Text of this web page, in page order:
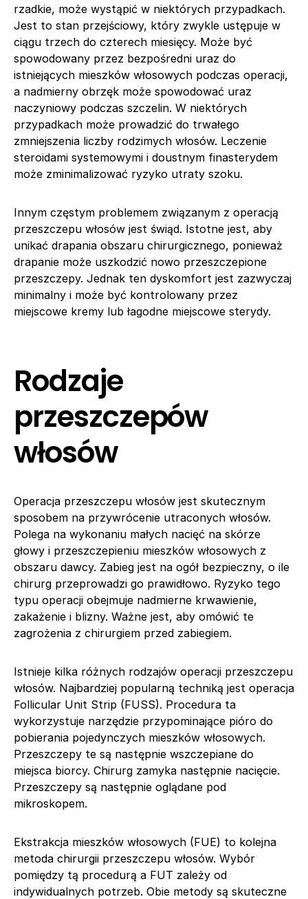
rzadkie, może wystąpić w niektórych przypadkach.
Jest to stan przejściowy, który zwykle ustępuje w
ciągu trzech do czterech miesięcy. Może być
spowodowany przez bezpośredni uraz do
istniejących mieszków włosowych podczas operacji,
a nadmierny obrzęk może spowodować uraz
naczyniowy podczas szczelin. W niektórych
przypadkach może prowadzić do trwałego
zmniejszenia liczby rodzimych włosów. Leczenie
steroidami systemowymi i doustnym finasterydem
może zminimalizować ryzyko utraty szoku.
Innym częstym problemem związanym z operacją
przeszczepu włosów jest świąd. Istotne jest, aby
unikać drapania obszaru chirurgicznego, ponieważ
drapanie może uszkodzić nowo przeszczepione
przeszczepy. Jednak ten dyskomfort jest zazwyczaj
minimalny i może być kontrolowany przez
miejscowe kremy lub łagodne miejscowe sterydy.
Rodzaje
przeszczepów
włosów
Operacja przeszczepu włosów jest skutecznym
sposobem na przywrócenie utraconych włosów.
Polega na wykonaniu małych nacięć na skórze
głowy i przeszczepieniu mieszków włosowych z
obszaru dawcy. Zabieg jest na ogół bezpieczny, o ile
chirurg przeprowadzi go prawidłowo. Ryzyko tego
typu operacji obejmuje nadmierne krwawienie,
zakażenie i blizny. Ważne jest, aby omówić te
zagrożenia z chirurgiem przed zabiegiem.
Istnieje kilka różnych rodzajów operacji przeszczepu
włosów. Najbardziej popularną techniką jest operacja
Follicular Unit Strip (FUSS). Procedura ta
wykorzystuje narzędzie przypominające pióro do
pobierania pojedynczych mieszków włosowych.
Przeszczepy te są następnie wszczepiane do
miejsca biorcy. Chirurg zamyka następnie nacięcie.
Przeszczepy są następnie oglądane pod
mikroskopem.
Ekstrakcja mieszków włosowych (FUE) to kolejna
metoda chirurgii przeszczepu włosów. Wybór
pomiędzy tą procedurą a FUT zależy od
indywidualnych potrzeb. Obie metody są skuteczne